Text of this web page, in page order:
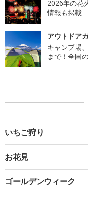
2026年の花
情報も掲載
アウトドア
キャンプ場
まで！全国
いちご狩り
お花見
ゴールデンウィーク